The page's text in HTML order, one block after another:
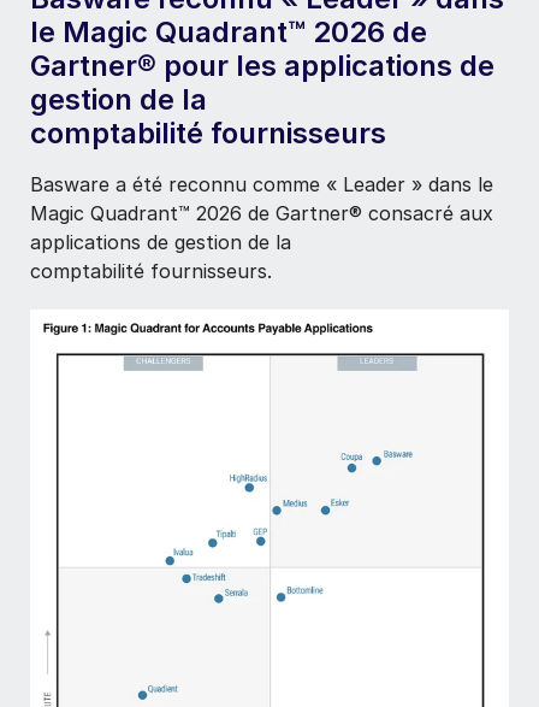
le Magic Quadrant™ 2026 de
Gartner® pour les applications de
gestion de la
comptabilité fournisseurs
Basware a été reconnu comme « Leader » dans le
Magic Quadrant™ 2026 de Gartner® consacré aux
applications de gestion de la
comptabilité fournisseurs.